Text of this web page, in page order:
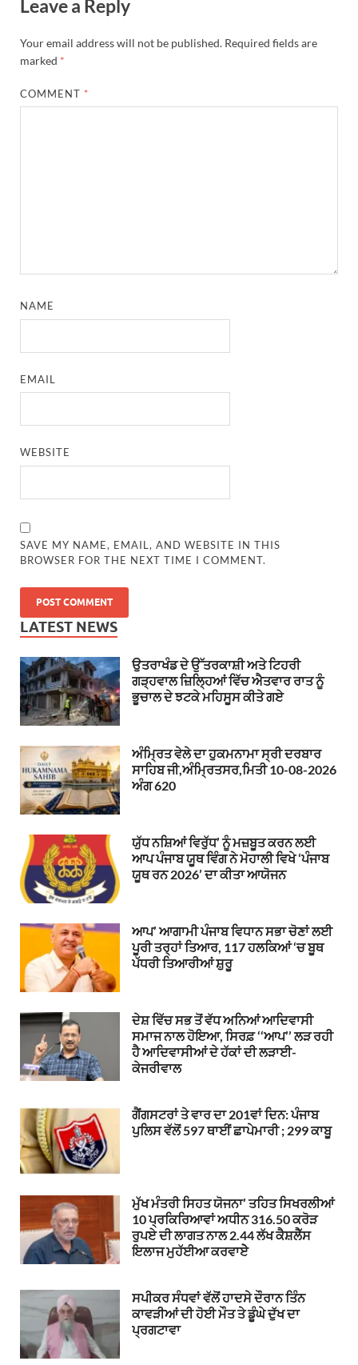
Leave a Reply
Your email address will not be published. Required fields are
marked *
COMMENT *
NAME
EMAIL
WEBSITE
SAVE MY NAME, EMAIL, AND WEBSITE IN THIS
BROWSER FOR THE NEXT TIME I COMMENT.
LATEST NEWS
ਉਤਰਾਖੰਡ ਦੇ ਉੱਤਰਕਾਸ਼ੀ ਅਤੇ ਟਿਹਰੀ
ਗੜ੍ਹਵਾਲ ਜ਼ਿਲ੍ਹਿਆਂ ਵਿੱਚ ਐਤਵਾਰ ਰਾਤ ਨੂੰ
ਭੂਚਾਲ ਦੇ ਝਟਕੇ ਮਹਿਸੂਸ ਕੀਤੇ ਗਏ
ਅੰਮ੍ਰਿਤ ਵੇਲੇ ਦਾ ਹੁਕਮਨਾਮਾ ਸ੍ਰੀ ਦਰਬਾਰ
ਸਾਹਿਬ ਜੀ,ਅੰਮ੍ਰਿਤਸਰ,ਮਿਤੀ 10-08-2026
ਅੰਗ 620
ਯੁੱਧ ਨਸ਼ਿਆਂ ਵਿਰੁੱਧ’ ਨੂੰ ਮਜ਼ਬੂਤ ਕਰਨ ਲਈ
ਆਪ ਪੰਜਾਬ ਯੂਥ ਵਿੰਗ ਨੇ ਮੋਹਾਲੀ ਵਿਖੇ ‘ਪੰਜਾਬ
ਯੂਥ ਰਨ 2026’ ਦਾ ਕੀਤਾ ਆਯੋਜਨ
ਆਪ’ ਆਗਾਮੀ ਪੰਜਾਬ ਵਿਧਾਨ ਸਭਾ ਚੋਣਾਂ ਲਈ
ਪੂਰੀ ਤਰ੍ਹਾਂ ਤਿਆਰ, 117 ਹਲਕਿਆਂ ‘ਚ ਬੂਥ
ਪੱਧਰੀ ਤਿਆਰੀਆਂ ਸ਼ੁਰੂ
ਦੇਸ਼ ਵਿੱਚ ਸਭ ਤੋਂ ਵੱਧ ਅਨਿਆਂ ਆਦਿਵਾਸੀ
ਸਮਾਜ ਨਾਲ ਹੋਇਆ, ਸਿਰਫ਼ ‘‘ਆਪ’’ ਲੜ ਰਹੀ
ਹੈ ਆਦਿਵਾਸੀਆਂ ਦੇ ਹੱਕਾਂ ਦੀ ਲੜਾਈ-
ਕੇਜਰੀਵਾਲ
ਗੈਂਗਸਟਰਾਂ ਤੇ ਵਾਰ ਦਾ 201ਵਾਂ ਦਿਨ: ਪੰਜਾਬ
ਪੁਲਿਸ ਵੱਲੋਂ 597 ਥਾਈਂ ਛਾਪੇਮਾਰੀ ; 299 ਕਾਬੂ
ਮੁੱਖ ਮੰਤਰੀ ਸਿਹਤ ਯੋਜਨਾ’ ਤਹਿਤ ਸਿਖਰਲੀਆਂ
10 ਪ੍ਰਕਿਰਿਆਵਾਂ ਅਧੀਨ 316.50 ਕਰੋੜ
ਰੁਪਏ ਦੀ ਲਾਗਤ ਨਾਲ 2.44 ਲੱਖ ਕੈਸ਼ਲੈੱਸ
ਇਲਾਜ ਮੁਹੱਈਆ ਕਰਵਾਏੇ
ਸਪੀਕਰ ਸੰਧਵਾਂ ਵੱਲੋਂ ਹਾਦਸੇ ਦੌਰਾਨ ਤਿੰਨ
ਕਾਵੜੀਆਂ ਦੀ ਹੋਈ ਮੌਤ ਤੇ ਡੂੰਘੇ ਦੁੱਖ ਦਾ
ਪ੍ਰਗਟਾਵਾ